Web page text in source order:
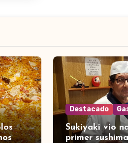
Destacado
Sukiyaki vio
primer